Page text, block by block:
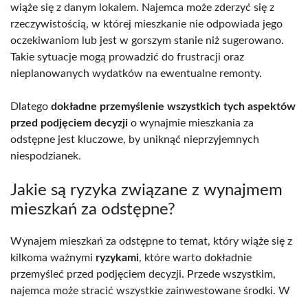
wiąże się z danym lokalem. Najemca może zderzyć się z
rzeczywistością, w której mieszkanie nie odpowiada jego
oczekiwaniom lub jest w gorszym stanie niż sugerowano.
Takie sytuacje mogą prowadzić do frustracji oraz
nieplanowanych wydatków na ewentualne remonty.
Dlatego dokładne przemyślenie wszystkich tych aspektów
przed podjęciem decyzji o wynajmie mieszkania za
odstępne jest kluczowe, by uniknąć nieprzyjemnych
niespodzianek.
Jakie są ryzyka związane z wynajmem
mieszkań za odstępne?
Wynajem mieszkań za odstępne to temat, który wiąże się z
kilkoma ważnymi ryzykami, które warto dokładnie
przemyśleć przed podjęciem decyzji. Przede wszystkim,
najemca może stracić wszystkie zainwestowane środki. W